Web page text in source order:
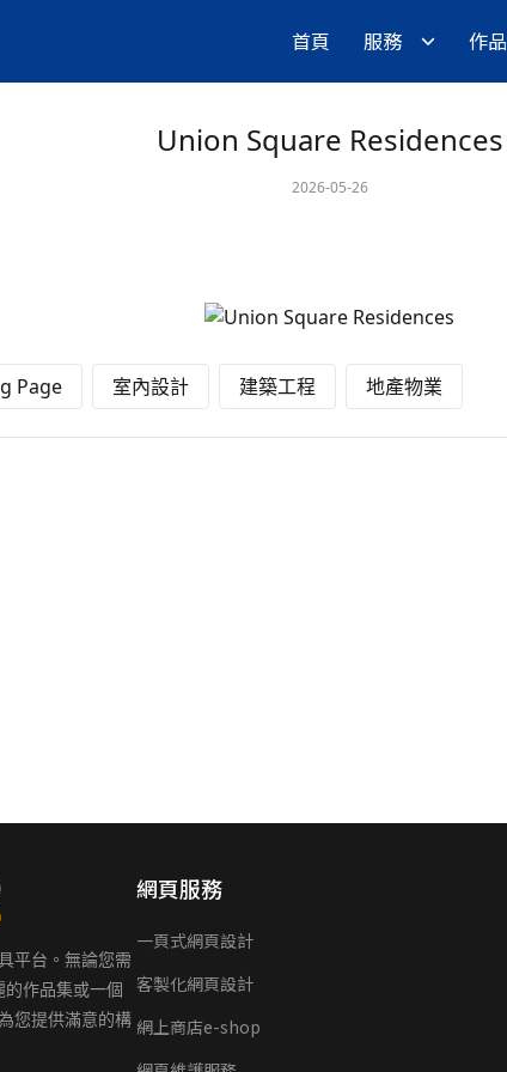
首頁 服務 作品
Union Square Residences
2026-05-26
Page 室內設計 建築工程 地產物業
平台。無論您需
作品集或一個
您提供滿意的構
網頁服務
一頁式網頁設計
客製化網頁設計
網上商店e-shop